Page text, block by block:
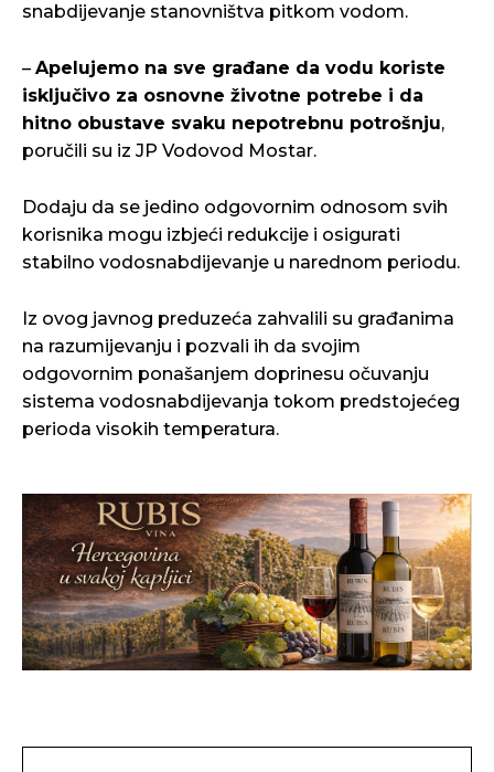
snabdijevanje stanovništva pitkom vodom.
– Apelujemo na sve građane da vodu koriste
isključivo za osnovne životne potrebe i da
hitno obustave svaku nepotrebnu potrošnju,
poručili su iz JP Vodovod Mostar.
Dodaju da se jedino odgovornim odnosom svih
korisnika mogu izbjeći redukcije i osigurati
stabilno vodosnabdijevanje u narednom periodu.
Iz ovog javnog preduzeća zahvalili su građanima
na razumijevanju i pozvali ih da svojim
odgovornim ponašanjem doprinesu očuvanju
sistema vodosnabdijevanja tokom predstojećeg
perioda visokih temperatura.